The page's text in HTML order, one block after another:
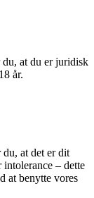
du, at du er juridisk
år.
du, at det er dit
– dette
at benytte vores